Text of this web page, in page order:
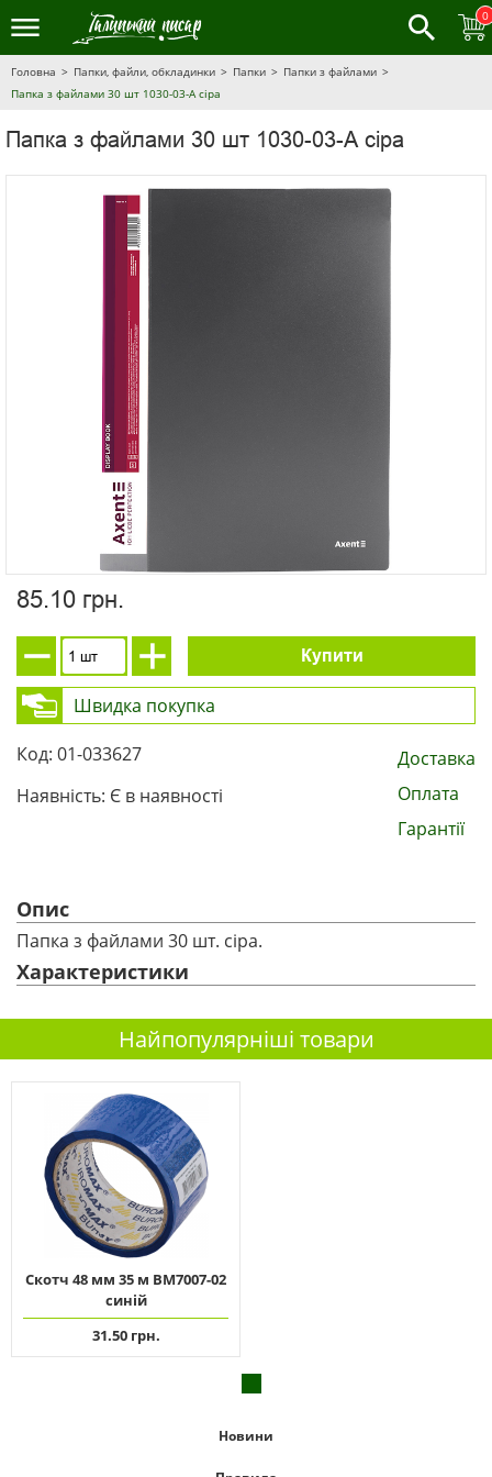
0
Головна Папки, файли, обкладинки Папки
Папки з файлами
Папка з файлами 30 шт 1030-03-А сіра
Папка з файлами 30 шт 1030-03-А сіра
85.10 грн.
Купити
Швидка покупка
Код: 01-033627
Наявність: Є в наявності
Доставка
Оплата
Гарантії
Опис
Папка з файлами 30 шт. сіра.
Характеристики
Найпопулярніші товари
Скотч 48 мм 35 м ВМ7007-02
синій
31.50 грн.
Новини